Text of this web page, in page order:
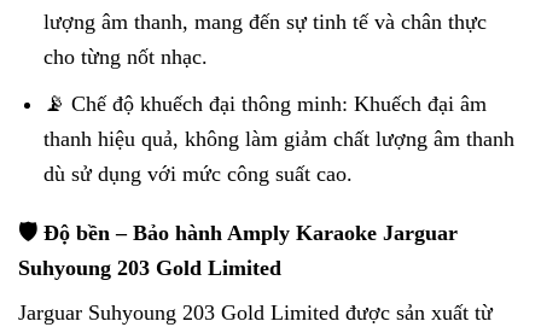
lượng âm thanh, mang đến sự tinh tế và chân thực
cho từng nốt nhạc.
📡 Chế độ khuếch đại thông minh: Khuếch đại âm
thanh hiệu quả, không làm giảm chất lượng âm thanh
dù sử dụng với mức công suất cao.
🛡️ Độ bền – Bảo hành Amply Karaoke Jarguar
Suhyoung 203 Gold Limited
Jarguar Suhyoung 203 Gold Limited được sản xuất từ